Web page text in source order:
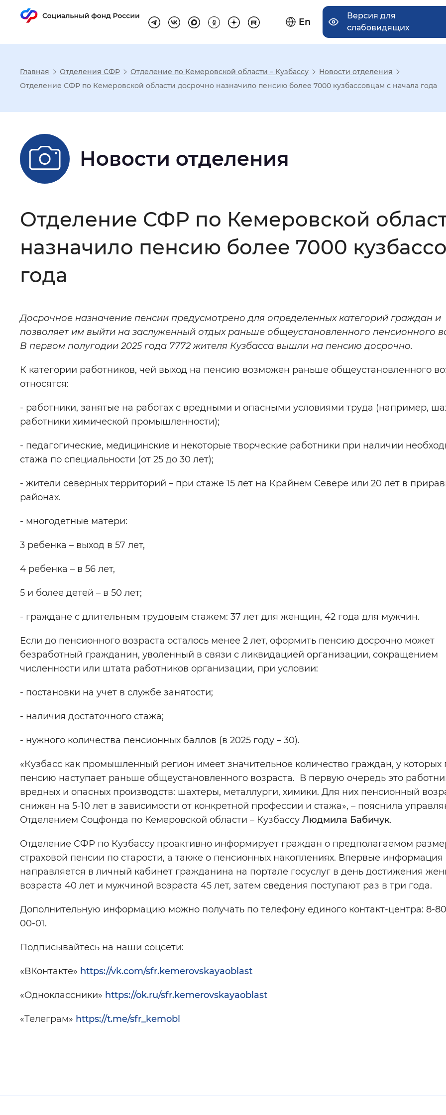
En
Версия для
слабовидящих
Настройка режима отображения
Шрифт: Без засечек С засечками
Интервал между буквами Увеличенный
Цвет сайта: Монохромный Инверсивный монохромный
Звуковой ассистент: Воспроизвести Остановить Повторить
Вернуть стандартные настройки
Главная Отделения СФР Отделение по Кемеровской области – Кузбассу
Новости отделения
Отделение СФР по Кемеровской области досрочно назначило пенсию более 7000 кузбассовцам с начала года
Новости отделения
Отделение СФР по Кемеровской
назначило пенсию более 7000
года
Досрочное назначение пенсии предусмотрено для определенных категорий граждан и
позволяет им выйти на заслуженный отдых раньше общеустановленного пенсионного
В первом полугодии 2025 года 7772 жителя Кузбасса вышли на пенсию досрочно.
К категории работников, чей выход на пенсию возможен раньше общеустановленного
относятся:
- работники, занятые на работах с вредными и опасными условиями труда (например,
работники химической промышленности);
- педагогические, медицинские и некоторые творческие работники при наличии
стажа по специальности (от 25 до 30 лет);
- жители северных территорий – при стаже 15 лет на Крайнем Севере или 20 лет в
районах.
- многодетные матери:
3 ребенка – выход в 57 лет,
4 ребенка – в 56 лет,
5 и более детей – в 50 лет;
- граждане с длительным трудовым стажем: 37 лет для женщин, 42 года для мужчин.
Если до пенсионного возраста осталось менее 2 лет, оформить пенсию досрочно может
безработный гражданин, уволенный в связи с ликвидацией организации, сокращением
численности или штата работников организации, при условии:
- постановки на учет в службе занятости;
- наличия достаточного стажа;
- нужного количества пенсионных баллов (в 2025 году – 30).
«Кузбасс как промышленный регион имеет значительное количество граждан, у которых
пенсию наступает раньше общеустановленного возраста. В первую очередь это
вредных и опасных производств: шахтеры, металлурги, химики. Для них пенсионный
снижен на 5-10 лет в зависимости от конкретной профессии и стажа», – пояснила
Отделением Соцфонда по Кемеровской области – Кузбассу Людмила Бабичук.
Отделение СФР по Кузбассу проактивно информирует граждан о предполагаемом
страховой пенсии по старости, а также о пенсионных накоплениях. Впервые информация
направляется в личный кабинет гражданина на портале госуслуг в день достижения
возраста 40 лет и мужчиной возраста 45 лет, затем сведения поступают раз в три года.
Дополнительную информацию можно получать по телефону единого контакт-центра: 8-
00-01.
Подписывайтесь на наши соцсети:
«ВКонтакте» https://vk.com/sfr.kemerovskayaoblast
«Одноклассники» https://ok.ru/sfr.kemerovskayaoblast
«Телеграм» https://t.me/sfr_kemobl